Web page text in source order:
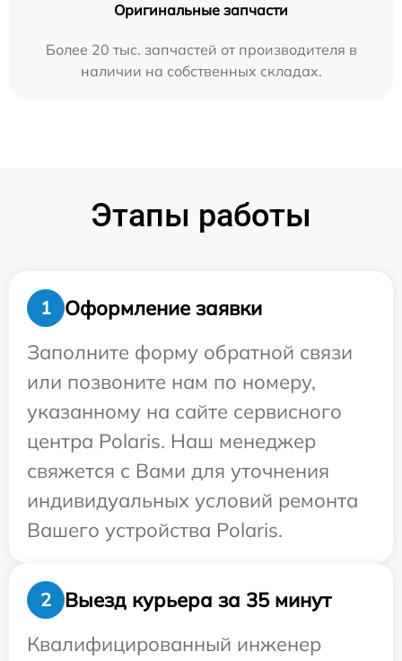
Оригинальные запчасти
Более 20 тыс. запчастей от производителя в
наличии на собственных складах.
Этапы работы
1
Оформление заявки
Заполните форму обратной связи
или позвоните нам по номеру,
указанному на сайте сервисного
центра Polaris. Наш менеджер
свяжется с Вами для уточнения
индивидуальных условий ремонта
Вашего устройства Polaris.
2
Выезд курьера за 35 минут
Квалифицированный инженер